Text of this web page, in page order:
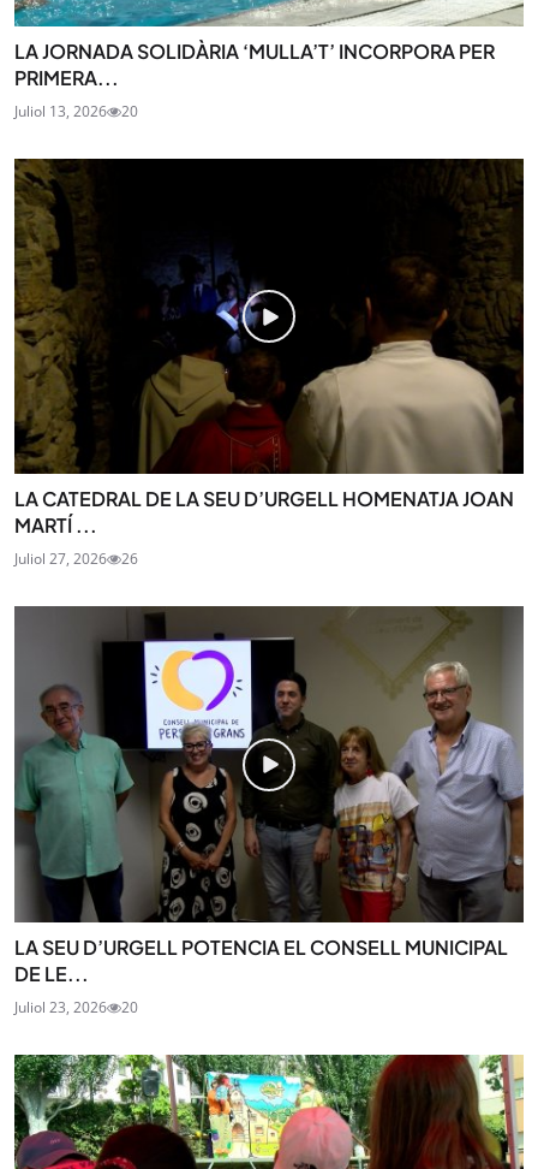
LA JORNADA SOLIDÀRIA ‘MULLA’T’ INCORPORA PER
PRIMERA...
Juliol 13, 2026 20
LA CATEDRAL DE LA SEU D’URGELL HOMENATJA JOAN
MARTÍ ...
Juliol 27, 2026 26
LA SEU D’URGELL POTENCIA EL CONSELL MUNICIPAL
DE LE...
Juliol 23, 2026 20